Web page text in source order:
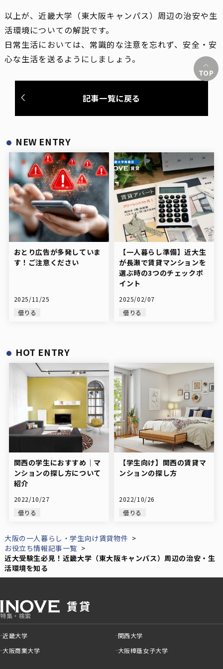
以上が、近畿大学（東大阪キャンパス）周辺の治安や生
活環境についての解説です。
日常生活においては、常識的な注意を忘れず、安全・安
心な生活を送るようにしましょう。
記事一覧に戻る
NEW ENTRY
おとり広告が多発していま
す！ご注意ください
2025/11/25
借りる
【一人暮らし準備】近大生
が長瀬で賃貸マンションを
選ぶ時の3つのチェックポ
イント
2025/02/07
借りる
HOT ENTRY
関西の学生におすすめ｜マ
ンションの探し方について
紹介
2022/10/27
借りる
【学生向け】関西の賃貸マ
ンションの探し方
2022/10/26
借りる
大阪の一人暮らし・学生向け賃貸物件
お役立ち情報記事一覧
近大受験生必見！近畿大学（東大阪キャンパス）周辺の治安・生
活環境を知る
TOP
特集・検索
近畿大学
関西大学
大阪商業大学
大阪樟蔭女子大学